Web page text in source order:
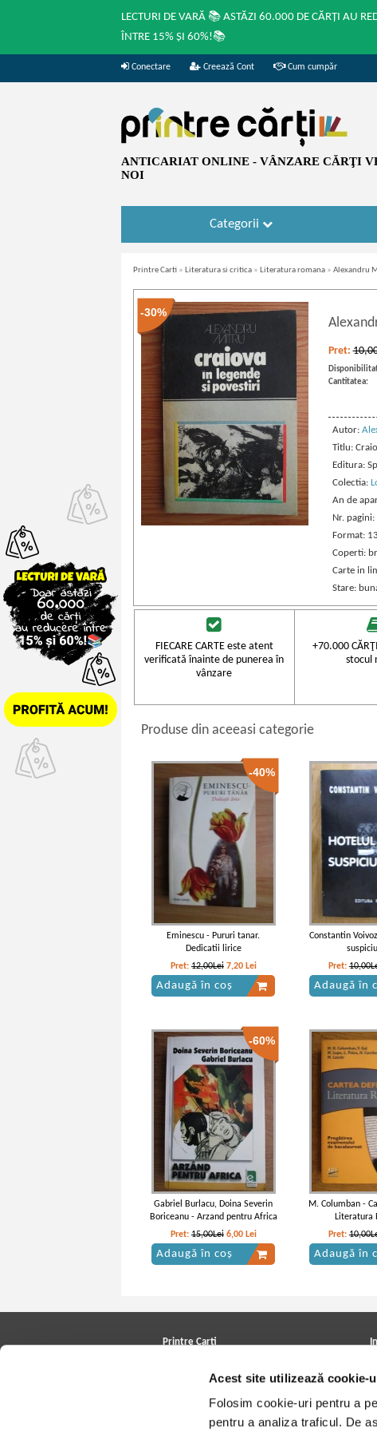
Acest site utilizează cookie-
Folosim cookie-uri pentru a
pentru a analiza traficul. De
LECTURI DE VARĂ 📚 ASTĂZI 60.000 DE CĂRȚI AU
ÎNTRE 15% ȘI 60%!📚
Conectare Creează Cont Cum cumpăr
ANTICARIAT ONLINE - VÂNZARE CĂRŢI
NOI
Categorii
Printre Carti » Literatura si critica » Literatura romana » Alexandru
-30%
Pret:
Cantitatea:
Autor:
Titlu:
Editura:
Colectia:
An de
Nr.
Format:
Coperti:
Carte in
Stare:
FIECARE CARTE este atent
verificată înainte de punerea în
vânzare
+70.000
stocul
Produse din aceeasi categorie
-40%
Eminescu - Pururi tanar.
Dedicatii lirice
Pret: 12,00Lei 7,20 Lei
Adaugă în coș
Constantin
Pret:
Adaugă în
-60%
Gabriel Burlacu, Doina Severin
Boriceanu - Arzand pentru Africa
Pret: 15,00Lei 6,00 Lei
Adaugă în coș
M. Columban -
Literatura
Pret:
Adaugă în
Printre Carti